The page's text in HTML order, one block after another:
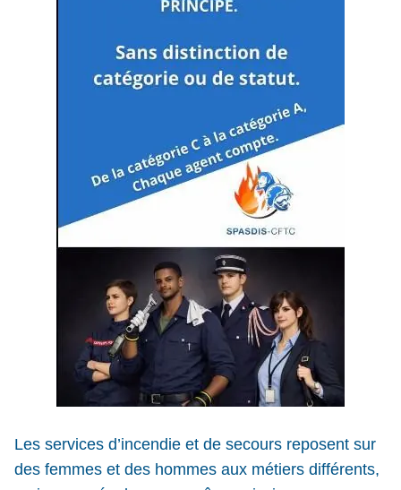
Les services d’incendie et de secours reposent sur
des femmes et des hommes aux métiers différents,